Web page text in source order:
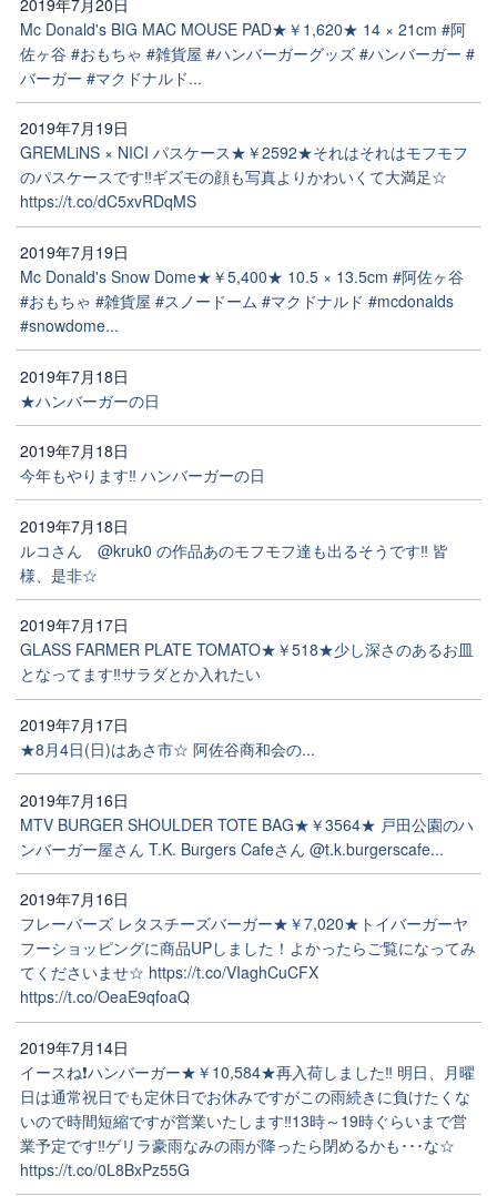
Mc Donald's BIG MAC MOUSE PAD★￥1,620★ 14 × 21cm #阿
佐ヶ谷 #おもちゃ #雑貨屋 #ハンバーガーグッズ #ハンバーガー #
バーガー #マクドナルド...
2019年7月19日
GREMLiNS × NICI パスケース★￥2592★それはそれはモフモフ
のパスケースです‼️ギズモの顔も写真よりかわいくて大満足☆
https://t.co/dC5xvRDqMS
2019年7月19日
Mc Donald's Snow Dome★￥5,400★ 10.5 × 13.5cm #阿佐ヶ谷
#おもちゃ #雑貨屋 #スノードーム #マクドナルド #mcdonalds
#snowdome...
2019年7月18日
★ハンバーガーの日
2019年7月18日
今年もやります‼️ ハンバーガーの日
2019年7月18日
ルコさん @kruk0 の作品あのモフモフ達も出るそうです‼️ 皆
様、是非☆
2019年7月17日
GLASS FARMER PLATE TOMATO★￥518★少し深さのあるお皿
となってます‼️サラダとか入れたい
2019年7月17日
★8月4日(日)はあさ市☆ 阿佐谷商和会の...
2019年7月16日
MTV BURGER SHOULDER TOTE BAG★￥3564★ 戸田公園のハ
ンバーガー屋さん T.K. Burgers Cafeさん @t.k.burgerscafe...
2019年7月16日
フレーバーズ レタスチーズバーガー★￥7,020★トイバーガーヤ
フーショッピングに商品UPしました！よかったらご覧になってみ
てくださいませ☆ https://t.co/VIaghCuCFX
https://t.co/OeaE9qfoaQ
2019年7月14日
イースね❗ハンバーガー★￥10,584★再入荷しました‼️ 明日、月曜
日は通常祝日でも定休日でお休みですがこの雨続きに負けたくな
いので時間短縮ですが営業いたします‼️13時～19時ぐらいまで営
業予定です‼️ゲリラ豪雨なみの雨が降ったら閉めるかも･･･な☆
https://t.co/0L8BxPz55G